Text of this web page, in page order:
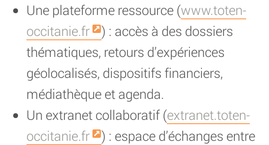
Une plateforme ressource (www.toten-
occitanie.fr
) : accès à des dossiers
thématiques, retours d’expériences
géolocalisés, dispositifs financiers,
médiathèque et agenda.
Un extranet collaboratif (extranet.toten-
occitanie.fr
) : espace d’échanges entre